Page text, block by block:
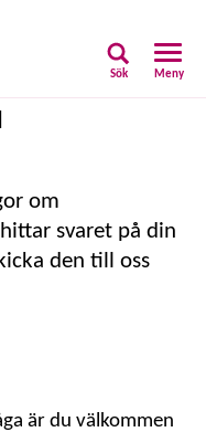
Sök Meny
om
svaret på din
den till oss
är du välkommen